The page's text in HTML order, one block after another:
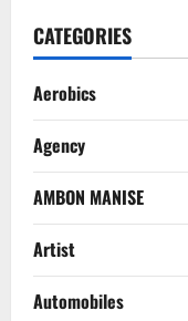
CATEGORIES
Aerobics
Agency
AMBON MANISE
Artist
Automobiles